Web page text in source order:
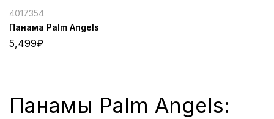
4017354
Панама Palm Angels
5,499₽
Панамы Palm Angels: